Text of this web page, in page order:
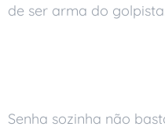
de ser arma do golpista.
Senha sozinha não